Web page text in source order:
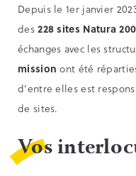
Depuis le 1er janvier
des228 sites Natura
échanges avec les
mission ont été
d’entre elles est
de sites.
Vos